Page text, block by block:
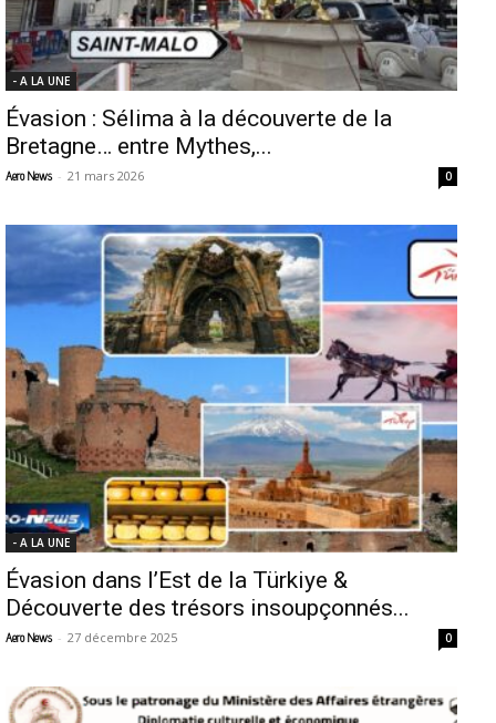
- A LA UNE
Évasion : Sélima à la découverte de la
Bretagne… entre Mythes,...
Aero News - 21 mars 2026 0
- A LA UNE
Évasion dans l’Est de la Türkiye &
Découverte des trésors insoupçonnés...
Aero News - 27 décembre 2025 0